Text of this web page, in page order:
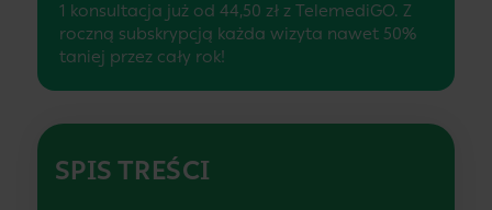
1 konsultacja już od 44,50 zł z TelemediGO. Z
roczną subskrypcją każda wizyta nawet 50%
taniej przez cały rok!
SPIS TREŚCI